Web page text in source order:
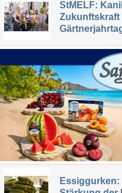
StMELF:
Zukunftskraft
Essiggurken: